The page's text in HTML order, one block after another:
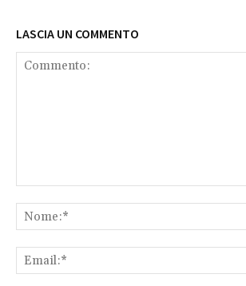
LASCIA UN COMMENTO